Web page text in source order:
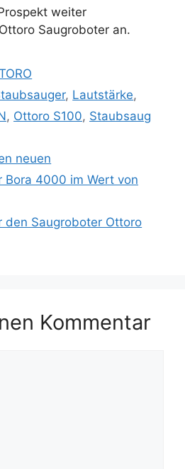
weiter
Saugroboter an.
, Lautstärke,
, Ottoro S100, Staubsaug
neuen
Bora 4000 im Wert von
den Saugroboter Ottoro
Kommentar